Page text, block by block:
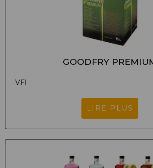
GOODFRY
VFI
LIRE PLUS